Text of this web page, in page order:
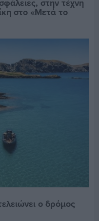
στην τέχνη
στο «Μετά το
ο δρόμος